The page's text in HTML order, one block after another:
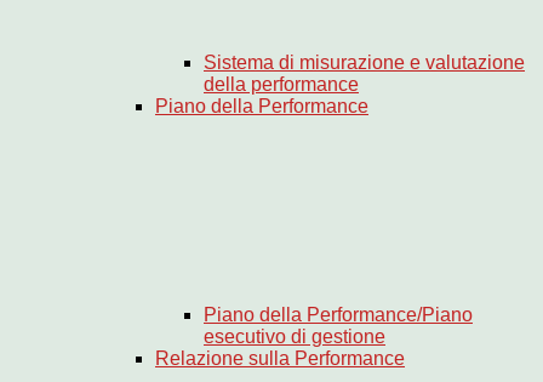
Sistema di misurazione e valutazione
della performance
Piano della Performance
Piano della Performance/Piano
esecutivo di gestione
Relazione sulla Performance